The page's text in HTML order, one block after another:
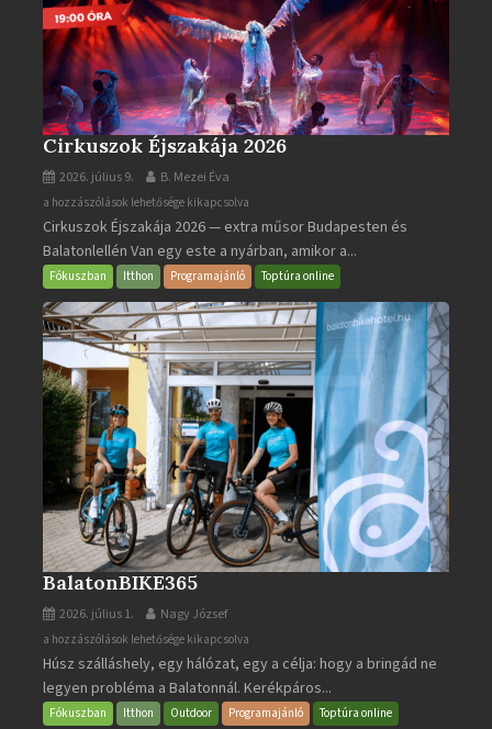
Cirkuszok Éjszakája 2026
2026. július 9. B. Mezei Éva
Cirkuszok
Éjszakája
2026
bejegyzéshez
a hozzászólások lehetősége kikapcsolva
Cirkuszok Éjszakája 2026 — extra műsor Budapesten és
Balatonlellén Van egy este a nyárban, amikor a...
Fókuszban Itthon Programajánló Toptúra online
BalatonBIKE365
2026. július 1. Nagy József
BalatonBIKE365
bejegyzéshez
a hozzászólások lehetősége kikapcsolva
Húsz szálláshely, egy hálózat, egy a célja: hogy a bringád ne
legyen probléma a Balatonnál. Kerékpáros...
Fókuszban Itthon Outdoor Programajánló Toptúra online